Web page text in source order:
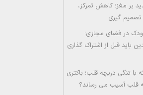
بر مغز؛ کاهش تمرکز،
گیری
در فضای مجازی؛
باید قبل از اشتراک گذاری
با تنگی دریچه قلب؛ باکتری
قلب آسیب می رساند؟